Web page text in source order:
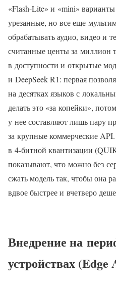
«Flash-Lite» и «mini»
урезанные, но все еще
обрабатывать аудио, видео и
считанные центы за миллион
в доступности и открытые
и DeepSeek R1: первая
на десятках языков с
делать это «за копейки»,
у нее составляют лишь пару
за крупные коммерческие
в 4‑битной квантизации
показывают, что можно без
сжать модель так, чтобы она
вдвое быстрее и вчетверо
Внедрение на
устройствах (Edge